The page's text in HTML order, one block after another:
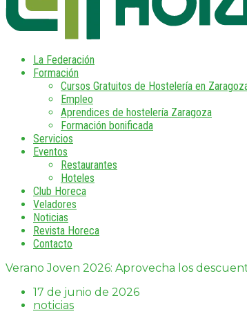
La Federación
Formación
Cursos Gratuitos de Hostelería en
Empleo
Aprendices de hostelería Zaragoza
Formación bonificada
Servicios
Eventos
Restaurantes
Hoteles
Club Horeca
Veladores
Noticias
Revista Horeca
Contacto
Verano Joven 2026: Aprovecha los
17 de junio de 2026
noticias